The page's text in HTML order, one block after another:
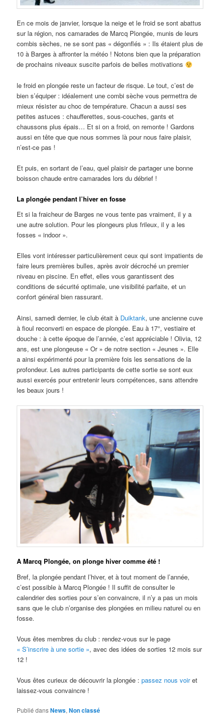
En ce mois de janvier, lorsque la neige et le froid se sont abattus
sur la région, nos camarades de Marcq Plongée, munis de leurs
combis sèches, ne se sont pas « dégonflés » : Ils étaient plus de
10 à Barges à affronter la météo ! Notons bien que la préparation
de prochains niveaux suscite parfois de belles motivations
le froid en plongée reste un facteur de risque. Le tout, c’est de
bien s’équiper : idéalement une combi sèche vous permettra de
mieux résister au choc de température. Chacun a aussi ses
petites astuces : chaufferettes, sous-couches, gants et
chaussons plus épais… Et si on a froid, on remonte ! Gardons
aussi en tête que que nous sommes là pour nous faire plaisir,
n’est-ce pas !
Et puis, en sortant de l’eau, quel plaisir de partager une bonne
boisson chaude entre camarades lors du débrief !
La plongée pendant l’hiver en fosse
Et si la fraicheur de Barges ne vous tente pas vraiment, il y a
une autre solution. Pour les plongeurs plus frileux, il y a les
fosses « indoor ».
Elles vont intéresser particulièrement ceux qui sont impatients de
faire leurs premières bulles, après avoir décroché un premier
niveau en piscine. En effet, elles vous garantissent des
conditions de sécurité optimale, une visibilité parfaite, et un
confort général bien rassurant.
Ainsi, samedi dernier, le club était à Duiktank, une ancienne cuve
à fioul reconverti en espace de plongée. Eau à 17°, vestiaire et
douche : à cette époque de l’année, c’est appréciable ! Olivia, 12
ans, est une plongeuse « Or » de notre section « Jeunes ». Elle
a ainsi expérimenté pour la première fois les sensations de la
profondeur. Les autres participants de cette sortie se sont eux
aussi exercés pour entretenir leurs compétences, sans attendre
les beaux jours !
A Marcq Plongée, on plonge hiver comme été !
Bref, la plongée pendant l’hiver, et à tout moment de l’année,
c’est possible à Marcq Plongée ! Il suffit de consulter le
calendrier des sorties pour s’en convaincre, il n’y a pas un mois
sans que le club n’organise des plongées en milieu naturel ou en
fosse.
Vous êtes membres du club : rendez-vous sur le page
« S’inscrire à une sortie », avec des idées de sorties 12 mois sur
12 !
Vous êtes curieux de découvrir la plongée :passez nous voiret
laissez-vous convaincre !
Publié dansNews,Non classé